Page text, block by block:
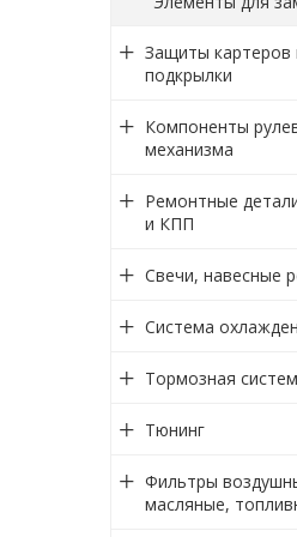
Защиты картеров
подкрылки
Компоненты
механизма
Ремонтные
и КПП
Свечи, навесные
Система
Тормозная
Тюнинг
Фильтры
масляные,